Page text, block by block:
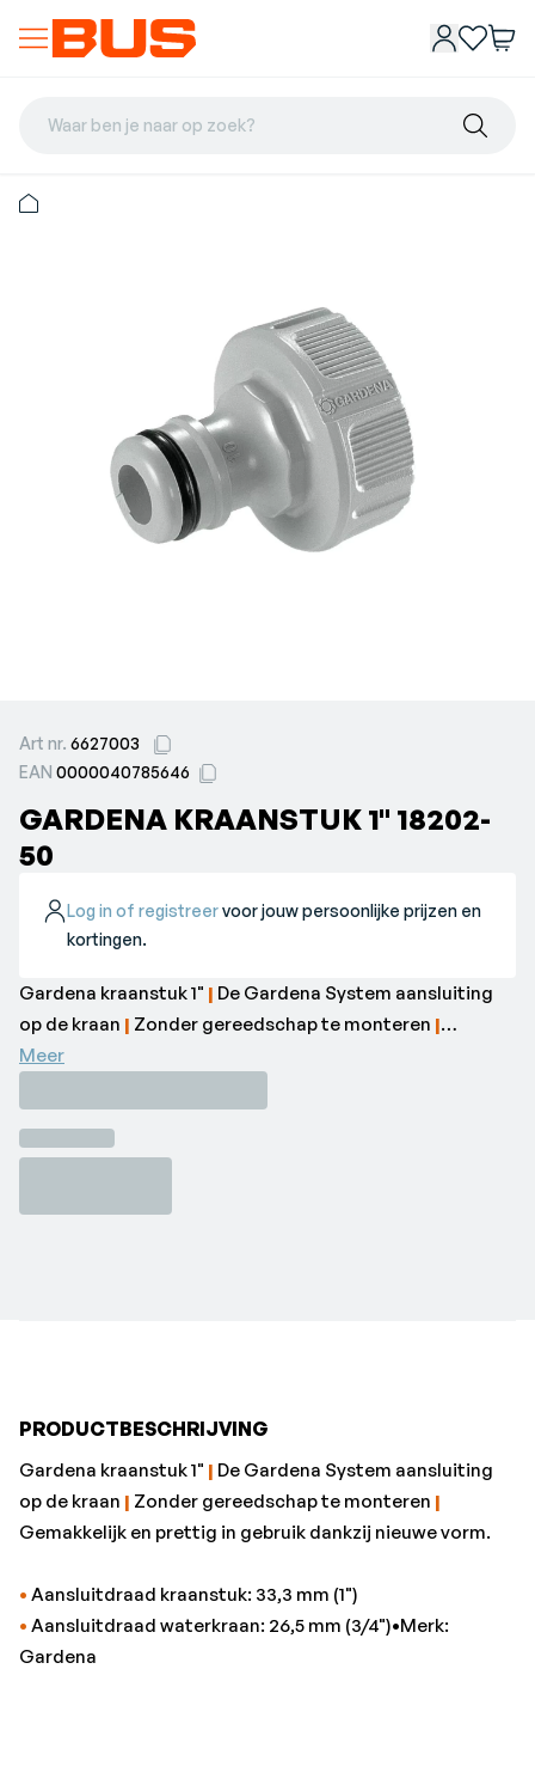
Waar ben je naar op zoek?
Art nr. 6627003
EAN 0000040785646
GARDENA KRAANSTUK 1" 18202-
50
Log in of registreervoor jouw persoonlijke prijzen en
kortingen.
Gardena kraanstuk 1" | De Gardena System aansluiting
op de kraan | Zonder gereedschap te monteren |
Gemakkelijk en prettig in gebruik dankzij nieuwe vorm.
•Aansluitdraad kraanstuk: 33,3 mm (1")
•Aansluitdraad waterkraan: 26,5 mm (3/4")•Merk:
Meer
PRODUCTBESCHRIJVING
Gardena kraanstuk 1" | De Gardena System aansluiting
op de kraan | Zonder gereedschap te monteren |
Gemakkelijk en prettig in gebruik dankzij nieuwe vorm.
• Aansluitdraad kraanstuk: 33,3 mm (1")
• Aansluitdraad waterkraan: 26,5 mm (3/4")•Merk:
Gardena